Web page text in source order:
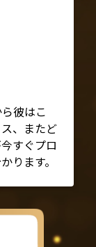
彼はこ
、またど
すぐプロ
ります。